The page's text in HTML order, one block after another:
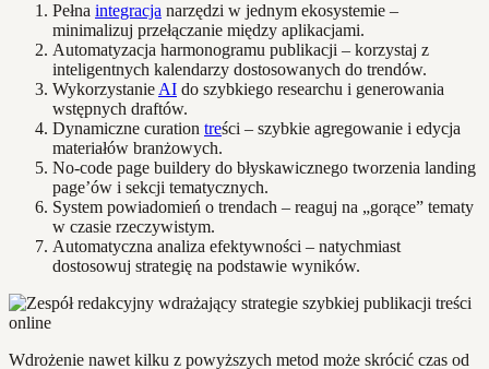
Pełna integracja narzędzi w jednym ekosystemie –
minimalizuj przełączanie między aplikacjami.
Automatyzacja harmonogramu publikacji – korzystaj z
inteligentnych kalendarzy dostosowanych do trendów.
WykorzystanieAI do szybkiego researchu i generowania
wstępnych draftów.
Dynamiczne curation treści – szybkie agregowanie i edycja
materiałów branżowych.
No-code page buildery do błyskawicznego tworzenia landing
page’ów i sekcji tematycznych.
System powiadomień o trendach – reaguj na „gorące” tematy
w czasie rzeczywistym.
Automatyczna analiza efektywności – natychmiast
dostosowuj strategię na podstawie wyników.
Wdrożenie nawet kilku z powyższych metod może skrócić czas od